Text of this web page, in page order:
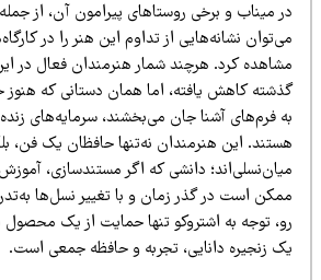
میناب و برخی روستاهای پیرامون آن، از جمله
نشانه‌هایی از تداوم این هنر را در
کرد. هرچند شمار هنرمندان فعال در این
کاهش یافته، اما همان دستانی که هنوز خاک
فرم‌های آشنا جان می‌بخشند، سرمایه‌های زنده
این هنرمندان نه‌تنها حافظان یک فن، بلکه
دانشی که اگر مستندسازی، آموزش و
است در گذر زمان و با تغییر نسل‌ها به‌تدریج
توجه به اشتروکو تنها حمایت از یک محصول
زنجیره دانایی، تجربه و حافظه جمعی است.